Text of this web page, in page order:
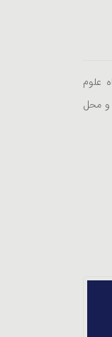
علوم
و محل